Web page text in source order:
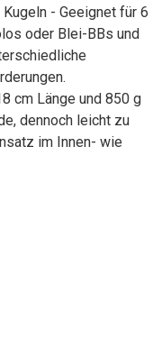
- Geeignet für 6
oder Blei-BBs und
cm Länge und 850 g
dennoch leicht zu
im Innen- wie